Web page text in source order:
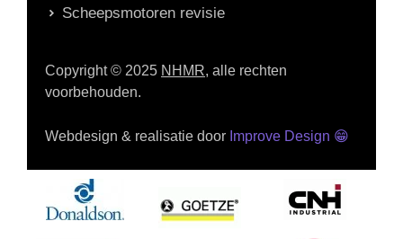
Scheepsmotoren revisie
Copyright © 2025 NHMR, alle rechten
voorbehouden.
Webdesign & realisatie door Improve Design 😁